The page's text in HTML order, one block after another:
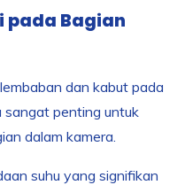
pada Bagian
dan kabut pada
sangat penting untuk
dalam kamera.
suhu yang signifikan